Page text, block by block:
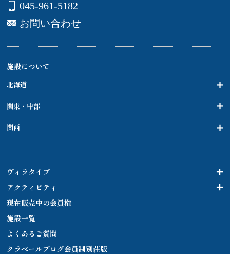
045-961-5182
お問い合わせ
施設について
北海道
関東・中部
関西
ヴィラタイプ
アクティビティ
現在販売中の会員権
施設一覧
よくあるご質問
クラベールブログ会員制別荘版